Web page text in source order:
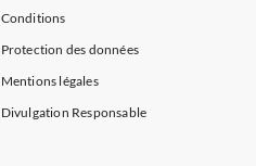
Conditions
Protection des données
Mentions légales
Divulgation Responsable